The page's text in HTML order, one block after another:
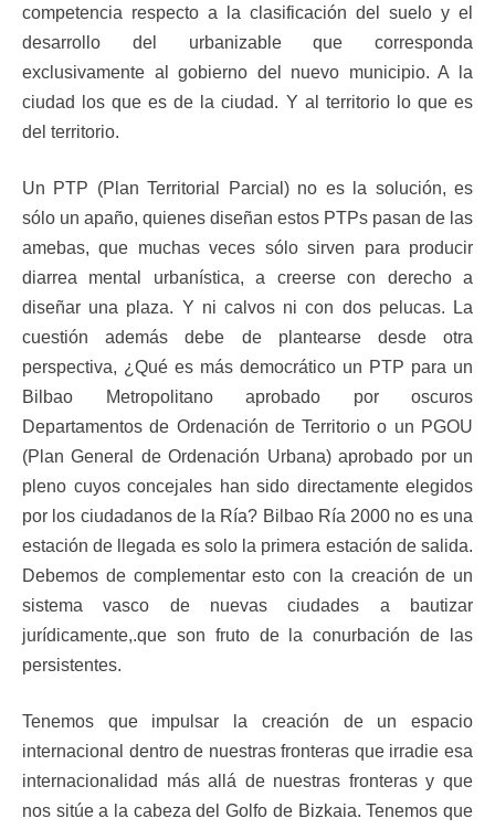
competencia respecto a la clasificación del suelo y el
desarrollo del urbanizable que corresponda
exclusivamente al gobierno del nuevo municipio. A la
ciudad los que es de la ciudad. Y al territorio lo que es
del territorio.
Un PTP (Plan Territorial Parcial) no es la solución, es
sólo un apaño, quienes diseñan estos PTPs pasan de las
amebas, que muchas veces sólo sirven para producir
diarrea mental urbanística, a creerse con derecho a
diseñar una plaza. Y ni calvos ni con dos pelucas. La
cuestión además debe de plantearse desde otra
perspectiva, ¿Qué es más democrático un PTP para un
Bilbao Metropolitano aprobado por oscuros
Departamentos de Ordenación de Territorio o un PGOU
(Plan General de Ordenación Urbana) aprobado por un
pleno cuyos concejales han sido directamente elegidos
por los ciudadanos de la Ría? Bilbao Ría 2000 no es una
estación de llegada es solo la primera estación de salida.
Debemos de complementar esto con la creación de un
sistema vasco de nuevas ciudades a bautizar
jurídicamente,.que son fruto de la conurbación de las
persistentes.
Tenemos que impulsar la creación de un espacio
internacional dentro de nuestras fronteras que irradie esa
internacionalidad más allá de nuestras fronteras y que
nos sitúe a la cabeza del Golfo de Bizkaia. Tenemos que